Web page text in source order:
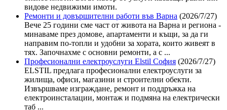
видове недвижими имоти.
Ремонти и довършителни работи във Варна (2026/7/27)
Вече 25 години сме част от живота на Варна и региона -
минаваме през домове, апартаменти и къщи, за да ги
направим по-топли и удобни за хората, които живеят в
тях. Започнахме с основни ремонти, а с ...
Професионални електроуслуги Elstil София (2026/7/27)
ELSTIL предлага професионални електроуслуги за
жилища, офиси, магазини и строителни обекти.
Извършваме изграждане, ремонт и поддръжка на
електроинсталации, монтаж и подмяна на електрически
таб ...